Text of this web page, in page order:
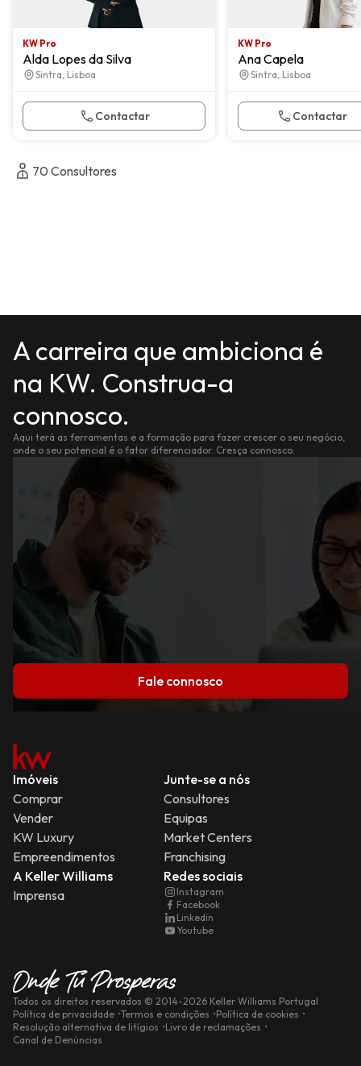
KW Pro
Alda Lopes da Silva
Sintra, Lisboa
Contactar
KW Pro
Ana Capela
Sintra, Lisboa
Contactar
70 Consultores
A carreira que ambiciona é
na KW. Construa-a
connosco.
Aqui terá as ferramentas e a formação para fazer crescer o seu negócio,
onde o seu potencial é o fator diferenciador. Cresça connosco.
Fale connosco
Imóveis
Comprar
Vender
KW Luxury
Empreendimentos
Junte-se a nós
Consultores
Equipas
Market Centers
Franchising
A Keller Williams
Imprensa
Redes sociais
Instagram
Facebook
Linkedin
Youtube
Todos os direitos reservados © 2014-2026 Keller Williams Portugal
Política de privacidade Termos e condições
Política de cookies
Resolução alternativa de litígios
Livro de reclamações
Canal de Denúncias